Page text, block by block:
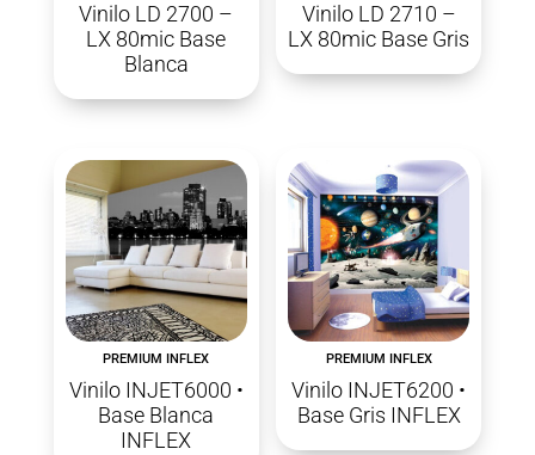
Vinilo LD 2700 –
LX 80mic Base
Blanca
Vinilo LD 2710 –
LX 80mic Base Gris
PREMIUM INFLEX
Vinilo INJET6000 •
Base Blanca
INFLEX
PREMIUM INFLEX
Vinilo INJET6200 •
Base Gris INFLEX